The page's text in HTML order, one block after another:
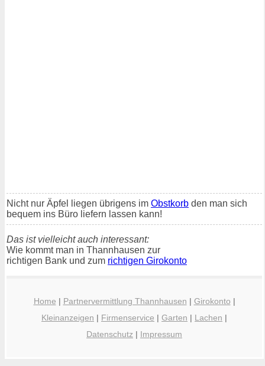
Nicht nur Äpfel liegen übrigens im Obstkorb den man sich
bequem ins Büro liefern lassen kann!
Das ist vielleicht auch interessant:
Wie kommt man in Thannhausen zur
richtigen Bank und zum richtigen Girokonto
Home | Partnervermittlung Thannhausen | Girokonto |
Kleinanzeigen | Firmenservice | Garten | Lachen |
Datenschutz | Impressum